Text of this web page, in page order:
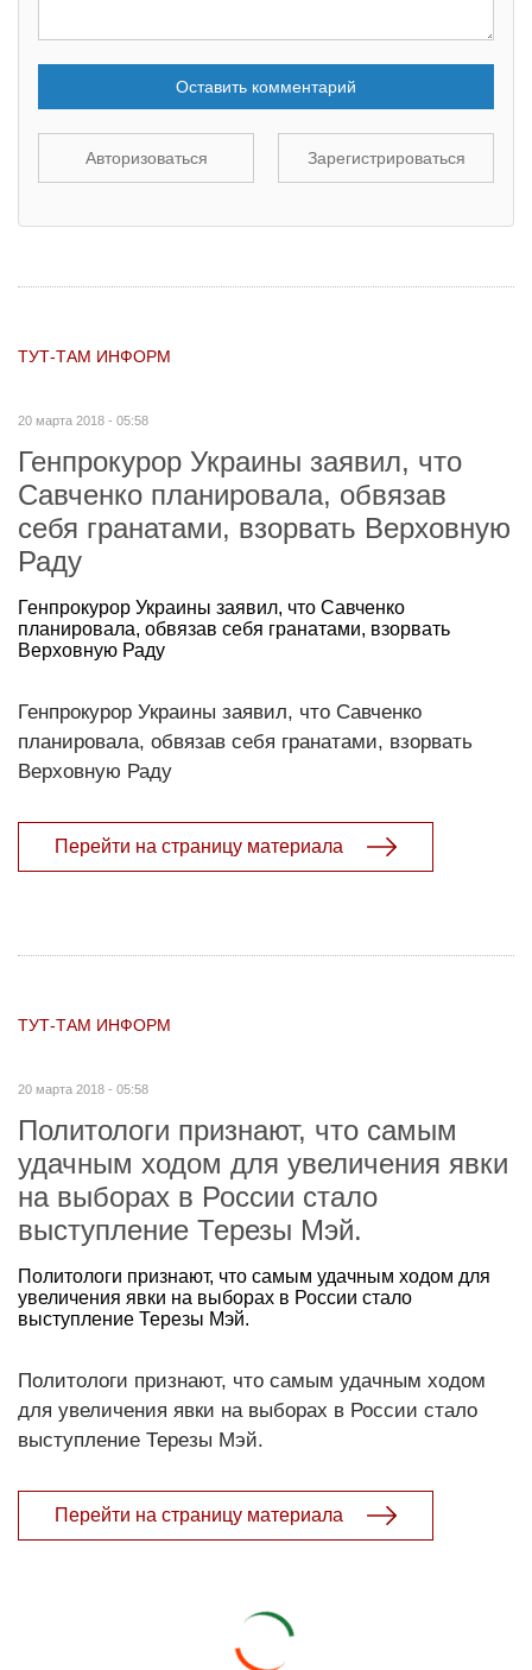
Оставить комментарий
Авторизоваться Зарегистрироваться
ТУТ-ТАМ ИНФОРМ
20 марта 2018 - 05:58
Генпрокурор Украины заявил, что
Савченко планировала, обвязав
себя гранатами, взорвать Верховную
Раду
Генпрокурор Украины заявил, что Савченко
планировала, обвязав себя гранатами, взорвать
Верховную Раду
Генпрокурор Украины заявил, что Савченко
планировала, обвязав себя гранатами, взорвать
Верховную Раду
Перейти на страницу материала
ТУТ-ТАМ ИНФОРМ
20 марта 2018 - 05:58
Политологи признают, что самым
удачным ходом для увеличения явки
на выборах в России стало
выступление Терезы Мэй.
Политологи признают, что самым удачным ходом для
увеличения явки на выборах в России стало
выступление Терезы Мэй.
Политологи признают, что самым удачным ходом
для увеличения явки на выборах в России стало
выступление Терезы Мэй.
Перейти на страницу материала